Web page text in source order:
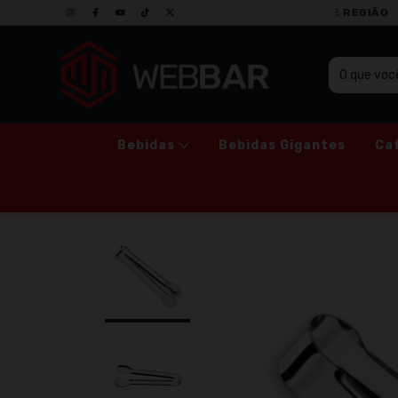
MOTOBOY PARA SÃO PAULO E REGIÃO
Bebidas Bebidas Gigantes